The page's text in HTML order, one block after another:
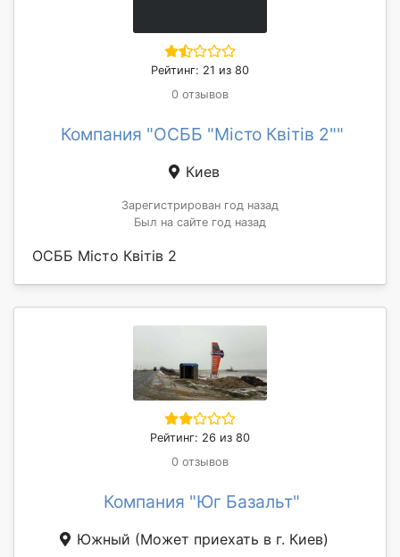
Рейтинг: 21 из 80
0 отзывов
Компания "ОСББ "Місто Квітів 2""
Киев
Зарегистрирован год назад
Был на сайте год назад
ОСББ Місто Квітів 2
Рейтинг: 26 из 80
0 отзывов
Компания "Юг Базальт"
Южный (Может приехать в г. Киев)